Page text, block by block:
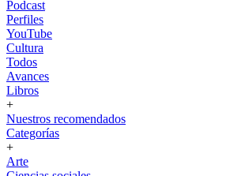
Podcast
Perfiles
YouTube
Cultura
Todos
Avances
Libros
+
Nuestros recomendados
Categorías
+
Arte